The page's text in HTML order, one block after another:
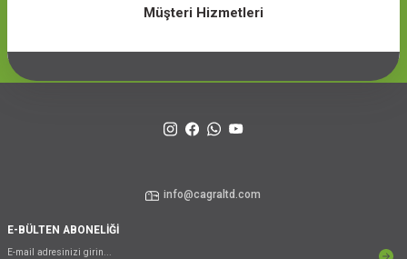
Müşteri Hizmetleri
info@cagraltd.com
E-BÜLTEN ABONELİĞİ